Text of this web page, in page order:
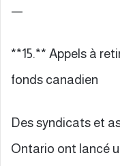
—
**15.** Appels à
fonds canadien
Des syndicats et
Ontario ont lancé